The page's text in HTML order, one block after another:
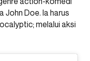
John Doe. Ia harus
melalui aksi